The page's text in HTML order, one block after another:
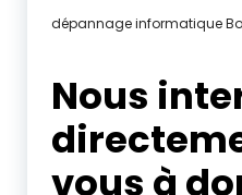
dépannage informatique
Nous
vous à